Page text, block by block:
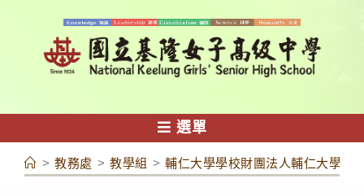
容
選單
> 教務處 > 教學組 > 輔仁大學學校財團法人輔仁大學